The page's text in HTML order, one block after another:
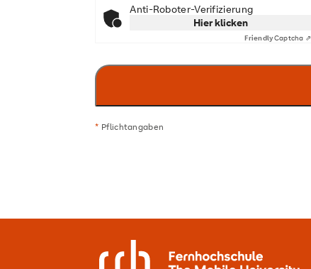
Anti-Roboter-Verifizierung
Hier klicken
FriendlyCaptcha ⇗
* Pflichtangaben